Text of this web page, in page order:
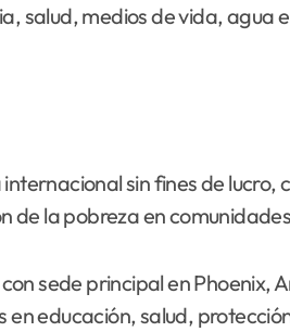
salud, medios de vida, agua
sin fines de lucro,
de la pobreza en
sede principal en Phoenix,
educación, salud,